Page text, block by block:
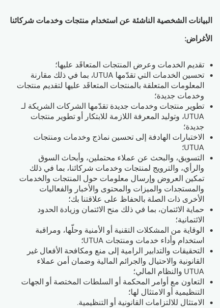
البيانات الشخصية الناشئة عن استخدام منتجات وخدمات شركائنا
الأغراض:
تقديم الخدمات وعرض المنتجات المتعاقَد عليها؛
تحسين الخدمات التي تقدّمها UTUA، بما في ذلك مقارنة
المعلومات المتعلقة بالمنتجات المتعاقَد عليها لتقديم منتجات
وخدمات جديدة؛
تطوير منتجات وخدمات جديدة تقدّمها الشركات الشريكة لـ
UTUA، وتوليد المعرفة اللازمة للابتكار أو تطوير منتجات
جديدة؛
الاختبارات الهادفة إلى تحسين نماذج وخدمات ومنتجات
UTUA؛
التسويق، والبحث عن عملاء محتملين، وأبحاث السوق
والرأي، والترويج لمنتجات وخدمات شركائنا، بما في ذلك
تمكين العروض وإرسال معلومات حول المنتجات والخدمات
والمستجدات والميزات والمحتوى والأخبار والفعاليات
الأخرى ذات الصلة بالحفاظ على علاقتنا بك؛
حماية الائتمان، بما في ذلك منح الائتمان وزيادة الحدود
الائتمانية؛
الوقاية من المشكلات التقنية أو الأمنية وحلّها، ومراقبة
استخدام وأداء خدمات ومنتجات UTUA؛
التحقيقات والتدابير الرامية إلى منع ومكافحة الأفعال غير
القانونية والاحتيال والجرائم المالية وضمان أمن عملاء
UTUA والنظام المالي؛
التعاون مع أوامر المحكمة أو السلطات المختصة أو الجهات
التنظيمية أو الامتثال لها؛
الامتثال للالتزامات القانونية أو التنظيمية.